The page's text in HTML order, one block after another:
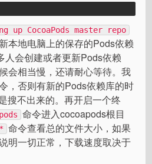
up CocoaPods master repo
本地电脑上的保存的Pods依赖
人会创建或者更新Pods依赖
会相当慢，还请耐心等待。我
，否则有新的Pods依赖库的时
搜不出来的。再开启一个终
命令进入cocoapods根目
命令查看总的文件大小，如果
明一切正常，下载速度取决于